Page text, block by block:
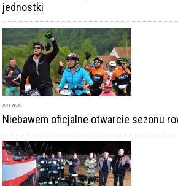
jednostki
ARTYKUŁ
Niebawem oficjalne otwarcie sezonu